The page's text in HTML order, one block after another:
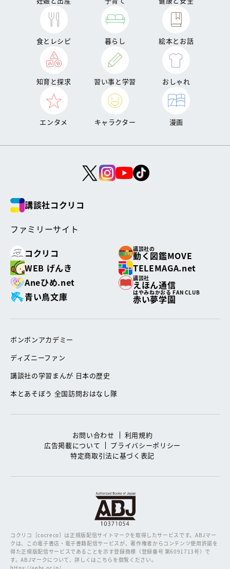
食とレシピ 暮らし 絵本とお話
知育と探求 習い事と学習 おしゃれ
エンタメ キャラクター 漫画
講談社コクリコ
ファミリーサイト
コクリコ
講談社の
動く図鑑MOVE
WEB げんき
TELEMAGA.net
Aneひめ.net
講談社
えほん通信
青い鳥文庫
はやみねかおる FAN CLUB
赤い夢学園
ボンボンアカデミー
ディズニーファン
講談社の学習まんが 日本の歴史
本とあそぼう 全国訪問おはなし隊
お問い合わせ
利用規約
広告掲載について
プライバシーポリシー
特定商取引法に基づく表記
コクリコ［cocreco］は正規版配信サイトマークを取得したサービスです。ABJマー
クは、この電子書店・電子書籍配信サービスが、著作権者からコンテンツ使用許諾を
得た正規版配信サービスであることを示す登録商標（登録番号 第6091713号）で
す。ABJマークについて、詳しくはこちらを御覧ください。